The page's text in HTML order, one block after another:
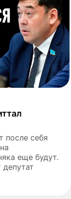
после себя
еще будут.